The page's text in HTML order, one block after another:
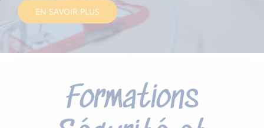
EN SAVOIR PLUS
Formations